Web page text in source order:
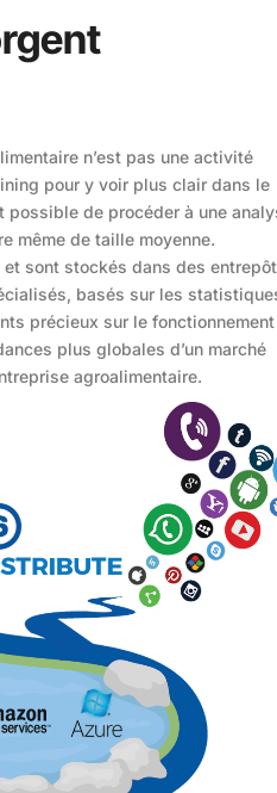
n’est pas une activité
pour y voir plus clair dans le
de procéder à une
même de taille moyenne.
sont stockés dans des
basés sur les
précieux sur le fonctionnement
plus globales d’un marché
agroalimentaire.